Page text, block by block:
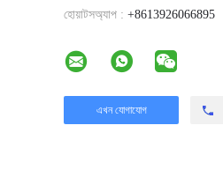
হোয়াটসঅ্যাপ : +8613926066895